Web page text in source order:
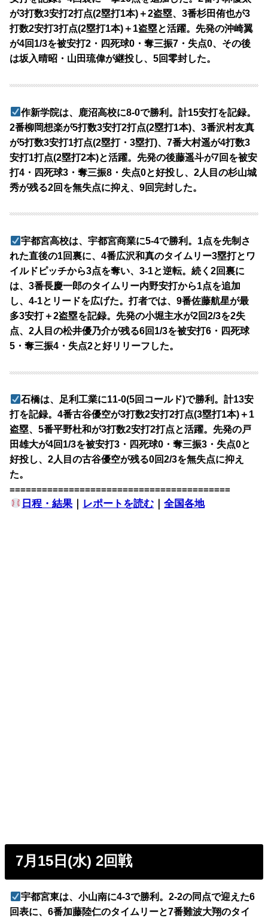
が3打数3安打2打点(2塁打1本)＋2盗塁、3番杉田侑也が3
打数2安打3打点(2塁打1本)＋1盗塁と活躍。先発の沖崎翼
が4回1/3を被安打2・四死球0・奪三振7・失点0、その後
は坂入晴昭・山田琉偉が継投し、5回零封した。
作新学院は、鹿沼高校に8-0で勝利。計15安打を記録。
2番柳岡想楽が5打数3安打2打点(2塁打1本)、3番沢村友真
が5打数3安打1打点(2塁打・3塁打)、7番大村遥が4打数3
安打1打点(2塁打2本)と活躍。先発の後藤遥斗が7回を被安
打4・四死球3・奪三振8・失点0と好投し、2人目の杉山城
秀が残る2回を無失点に抑え、9回完封した。
宇都宮高校は、宇都宮商業に5-4で勝利。1点を先制さ
れた直後の1回裏に、4番広沢和真のタイムリー3塁打とワ
イルドピッチから3点を奪い、3-1と逆転。続く2回裏に
は、3番長慶一郎のタイムリー内野安打から1点を追加
し、4-1とリードを広げた。打者では、9番佐藤航星が最
多3安打＋2盗塁を記録。先発の小堀主水が2回2/3を2失
点、2人目の松井優乃介が残る6回1/3を被安打6・四死球
5・奪三振4・失点2と好リリーフした。
石橋は、足利工業に11-0(5回コールド)で勝利。計13安
打を記録。4番古谷優空が3打数2安打2打点(3塁打1本)＋1
盗塁、5番平野杜和が3打数2安打2打点と活躍。先発の戸
田雄大が4回1/3を被安打3・四死球0・奪三振3・失点0と
好投し、2人目の古谷優空が残る0回2/3を無失点に抑え
た。
=========================================
日程・結果｜ レポートを読む ｜全国各地
7月15日(水) 2回戦
宇都宮東は、小山南に4-3で勝利。2-2の同点で迎えた6
回表に、6番加藤陸仁のタイムリーと7番難波大翔のタイ